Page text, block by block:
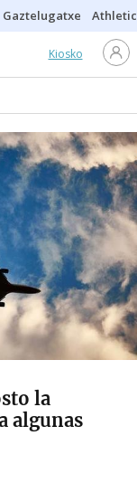
Gaztelugatxe Athletic
Kiosko
la
algunas